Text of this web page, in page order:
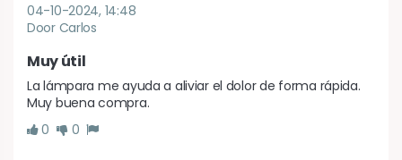
04-10-2024, 14:48
Door Carlos
Muy útil
La lámpara me ayuda a aliviar el dolor de forma rápida.
Muy buena compra.
0
0